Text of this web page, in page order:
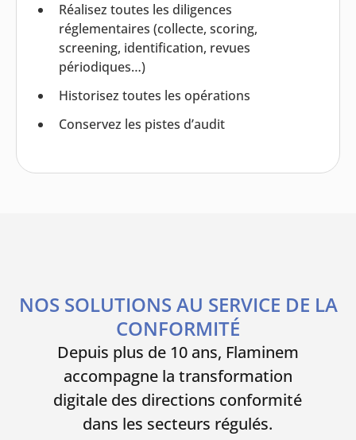
Réalisez toutes les diligences
réglementaires (collecte, scoring,
screening, identification, revues
périodiques…)
Historisez toutes les opérations
Conservez les pistes d’audit
NOS SOLUTIONS AU SERVICE DE LA
CONFORMITÉ
Depuis plus de 10 ans, Flaminem
accompagne la transformation
digitale des directions conformité
dans les secteurs régulés.